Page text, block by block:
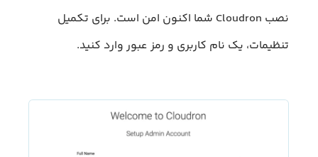
نصب Cloudron شما اکنون امن است. برای تکمیل
تنظیمات، یک نام کاربری و رمز عبور وارد کنید.